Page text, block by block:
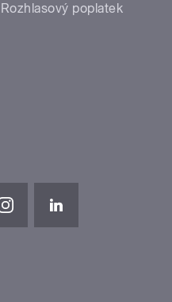
Rozhlasový poplatek